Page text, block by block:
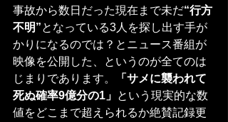
事故から数日だった現在まで未だ“行方
不明”となっている3人を探し出す手が
かりになるのでは？とニュース番組が
映像を公開した、というのが全てのは
じまりであります。
「サメに襲われて
死ぬ確率9億分の1」 という現実的な数
値をどこまで超えられるか絶賛記録更